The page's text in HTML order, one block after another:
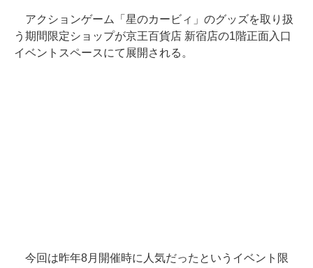
アクションゲーム「星のカービィ」のグッズを取り扱
う期間限定ショップが京王百貨店 新宿店の1階正面入口
イベントスペースにて展開される。
今回は昨年8月開催時に人気だったというイベント限